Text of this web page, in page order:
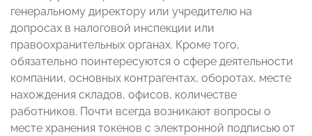
генеральному директору или учредителю на
допросах в налоговой инспекции или
правоохранительных органах. Кроме того,
обязательно поинтересуются о сфере деятельности
компании, основных контрагентах, оборотах, месте
нахождения складов, офисов, количестве
работников. Почти всегда возникают вопросы о
месте хранения токенов с электронной подписью от